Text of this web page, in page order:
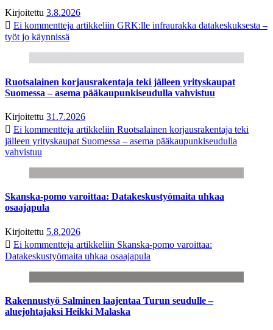
Kirjoitettu 3.8.2026
Ei kommentteja artikkeliin GRK:lle infraurakka datakeskuksesta –
työt jo käynnissä
Ruotsalainen korjausrakentaja teki jälleen yrityskaupat
Suomessa – asema pääkaupunkiseudulla vahvistuu
Kirjoitettu 31.7.2026
Ei kommentteja artikkeliin Ruotsalainen korjausrakentaja teki
jälleen yrityskaupat Suomessa – asema pääkaupunkiseudulla
vahvistuu
Skanska-pomo varoittaa: Datakeskustyömaita uhkaa
osaajapula
Kirjoitettu 5.8.2026
Ei kommentteja artikkeliin Skanska-pomo varoittaa:
Datakeskustyömaita uhkaa osaajapula
Rakennustyö Salminen laajentaa Turun seudulle –
aluejohtajaksi Heikki Malaska